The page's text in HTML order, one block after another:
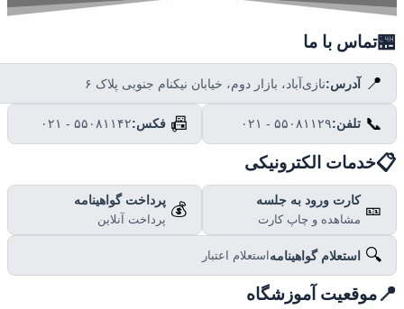
تماس با ما
📍 آدرس:نازی‌آباد، بازار دوم، خیابان نیکنام جنوبی پلاک ۶
📞 تلفن:۰۲۱ - ۵۵۰۸۱۱۲۹ 📠 فکس:۰۲۱ - ۵۵۰۸۱۱۴۲
خدمات الکترونیکی
🎫 کارت ورود به جلسه
مشاهده و چاپ کارت
💰 پرداخت گواهینامه
پرداخت آنلاین
🔍 استعلام گواهینامهاستعلام اعتبار
موقعیت آموزشگاه